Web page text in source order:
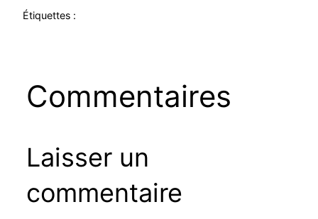
Étiquettes :
Commentaires
Laisser un
commentaire